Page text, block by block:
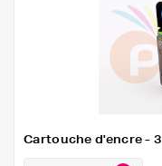
Cartouche d'encre - 3